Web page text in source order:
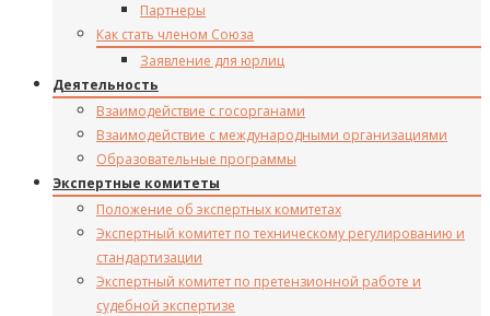
Партнеры
Как стать членом Союза
Заявление для юрлиц
Деятельность
Взаимодействие с госорганами
Взаимодействие с международными организациями
Образовательные программы
Экспертные комитеты
Положение об экспертных комитетах
Экспертный комитет по техническому регулированию и
стандартизации
Экспертный комитет по претензионной работе и
судебной экспертизе